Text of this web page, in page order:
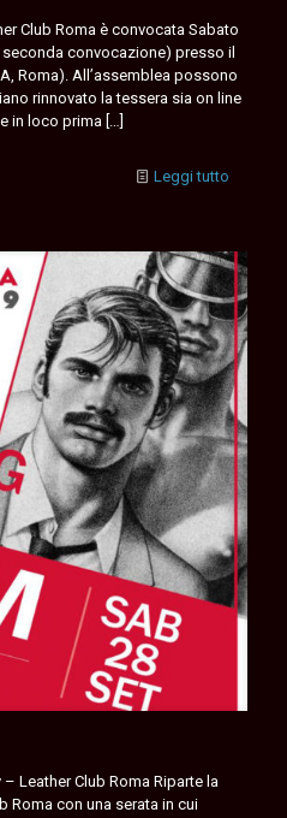
Club Roma è convocata Sabato
seconda convocazione) presso il
Roma). All’assemblea possono
rinnovato la tessera sia on line
in loco prima […]
Leggi tutto
Leather Club Roma Riparte la
Roma con una serata in cui